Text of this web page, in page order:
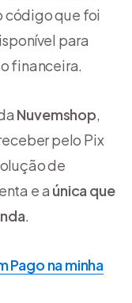
código que foi
para
financeira.
Nuvemshop,
pelo Pix
de
e a única que
.
Pago na minha